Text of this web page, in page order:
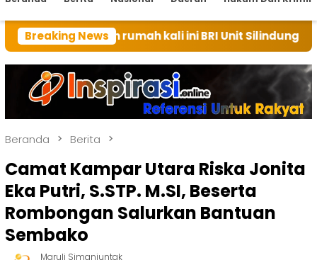
Breaking News
rumah kali ini BRI Unit Silindung Tarutung
Beranda Berita
Camat Kampar Utara Riska Jonita
Eka Putri, S.STP. M.SI, Beserta
Rombongan Salurkan Bantuan
Sembako
Maruli Simanjuntak